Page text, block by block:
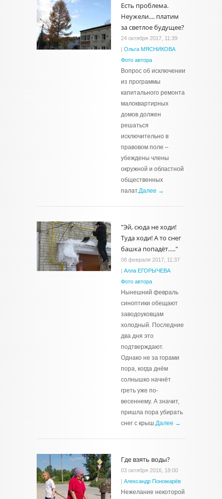
Есть проблема.
Неужели.... платим
за светлое будущее?
24 октября 2017, 11:39
| Ольга МЯСНИКОВА
Фото автора
Вопрос об исключении
из программы
капитального ремонта
малоквартирных
домов должен
решаться
исключительно в
правовом поле –
убеждены члены
окружной и областной
общественных
палат.Далее →
"Эй, сюда не ходи!
Туда ходи! А то снег
башка попадёт....."
08 февраля 2017, 11:37
| Алла ЕГОРЫЧЕВА
Фото автора
Нынешний февраль
синоптики обещают
заводоуковцам
холодный. Последние
два дня это
подтверждают.
Однако не за горами
пора, когда днём
солнышко начнёт
греть уже по-
весеннему. А значит,
пришла пора убирать
снег с крыш.Далее →
Где взять воды?
03 октября 2016, 18:00
| Александр Пономарёв
Нежелание некоторой